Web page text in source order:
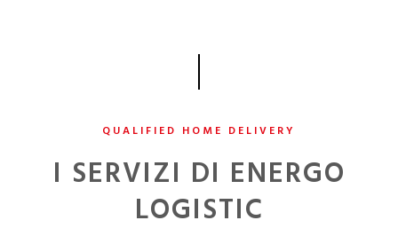
QUALIFIED HOME DELIVERY
I SERVIZI DI ENERGO
LOGISTIC